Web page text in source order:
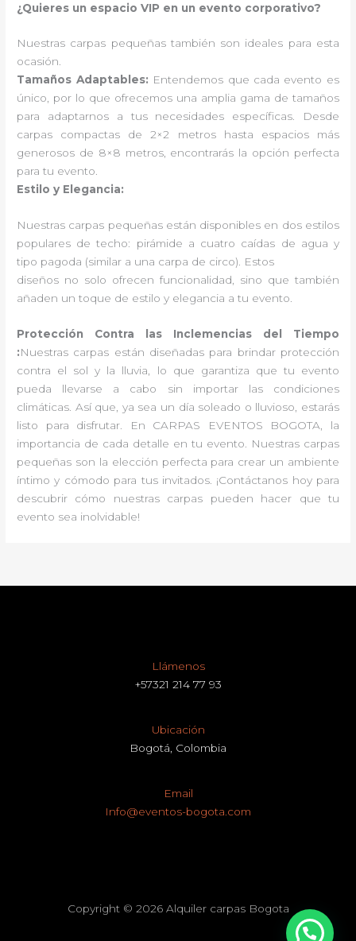
¿Quieres un espacio VIP en un evento corporativo?
Nuestras carpas pequeñas también son ideales para esta
ocasión.
Tamaños Adaptables: Entendemos que cada evento es
único, por lo que ofrecemos una amplia gama de tamaños
para adaptarnos a tus necesidades específicas. Desde
carpas compactas de 2×2 metros hasta espacios más
generosos de 8×8 metros, encontrarás la opción perfecta
para tu evento.
Estilo y Elegancia:
Nuestras carpas pequeñas están disponibles en dos estilos
populares de techo: pirámide a cuatro caídas de agua y
tipo pagoda (similar a una carpa de circo). Estos
diseños no solo ofrecen funcionalidad, sino que también
añaden un toque de estilo y elegancia a tu evento.
Protección Contra las Inclemencias del Tiempo
:Nuestras carpas están diseñadas para brindar protección
contra el sol y la lluvia, lo que garantiza que tu evento
pueda llevarse a cabo sin importar las condiciones
climáticas. Así que, ya sea un día soleado o lluvioso, estarás
listo para disfrutar. En CARPAS EVENTOS BOGOTA, la
importancia de cada detalle en tu evento. Nuestras carpas
pequeñas son la elección perfecta para crear un ambiente
íntimo y cómodo para tus invitados. ¡Contáctanos hoy para
descubrir cómo nuestras carpas pueden hacer que tu
evento sea inolvidable!
Llámenos
+57321 214 77 93
Ubicación
Bogotá, Colombia
Email
Info@eventos-bogota.com
Copyright © 2026 Alquiler carpas Bogota